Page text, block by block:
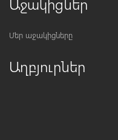
Մեր աջակիցները
Աղբյուրներ